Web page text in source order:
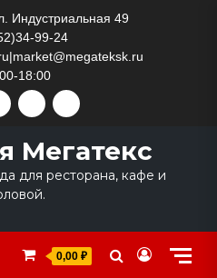
Индустриальная 49
99-24
18:00
VKVIDEORUTUBEDZEN
Мегатекс
для ресторана, кафе и
0,00 ₽